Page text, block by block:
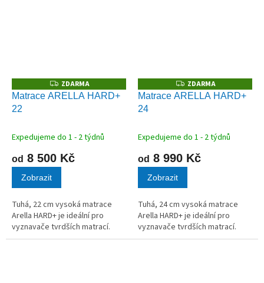
Z
D
A
ZDARMA
Matrace ARELLA HARD+
22
Expedujeme do 1 - 2 týdnů
od 8 500 Kč
Zobrazit
Tuhá, 22 cm vysoká matrace
Arella HARD+ je ideální pro
vyznavače tvrdších matrací.
Z
D
A
ZDARMA
Matrace ARELLA HARD+
24
Expedujeme do 1 - 2 týdnů
od 8 990 Kč
Zobrazit
Tuhá, 24 cm vysoká matrace
Arella HARD+ je ideální pro
vyznavače tvrdších matrací.